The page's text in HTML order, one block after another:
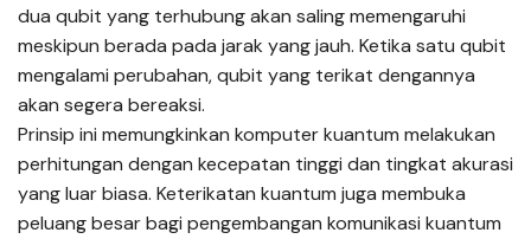
dua qubit yang terhubung akan saling memengaruhi
meskipun berada pada jarak yang jauh. Ketika satu qubit
mengalami perubahan, qubit yang terikat dengannya
akan segera bereaksi.
Prinsip ini memungkinkan komputer kuantum melakukan
perhitungan dengan kecepatan tinggi dan tingkat akurasi
yang luar biasa. Keterikatan kuantum juga membuka
peluang besar bagi pengembangan komunikasi kuantum